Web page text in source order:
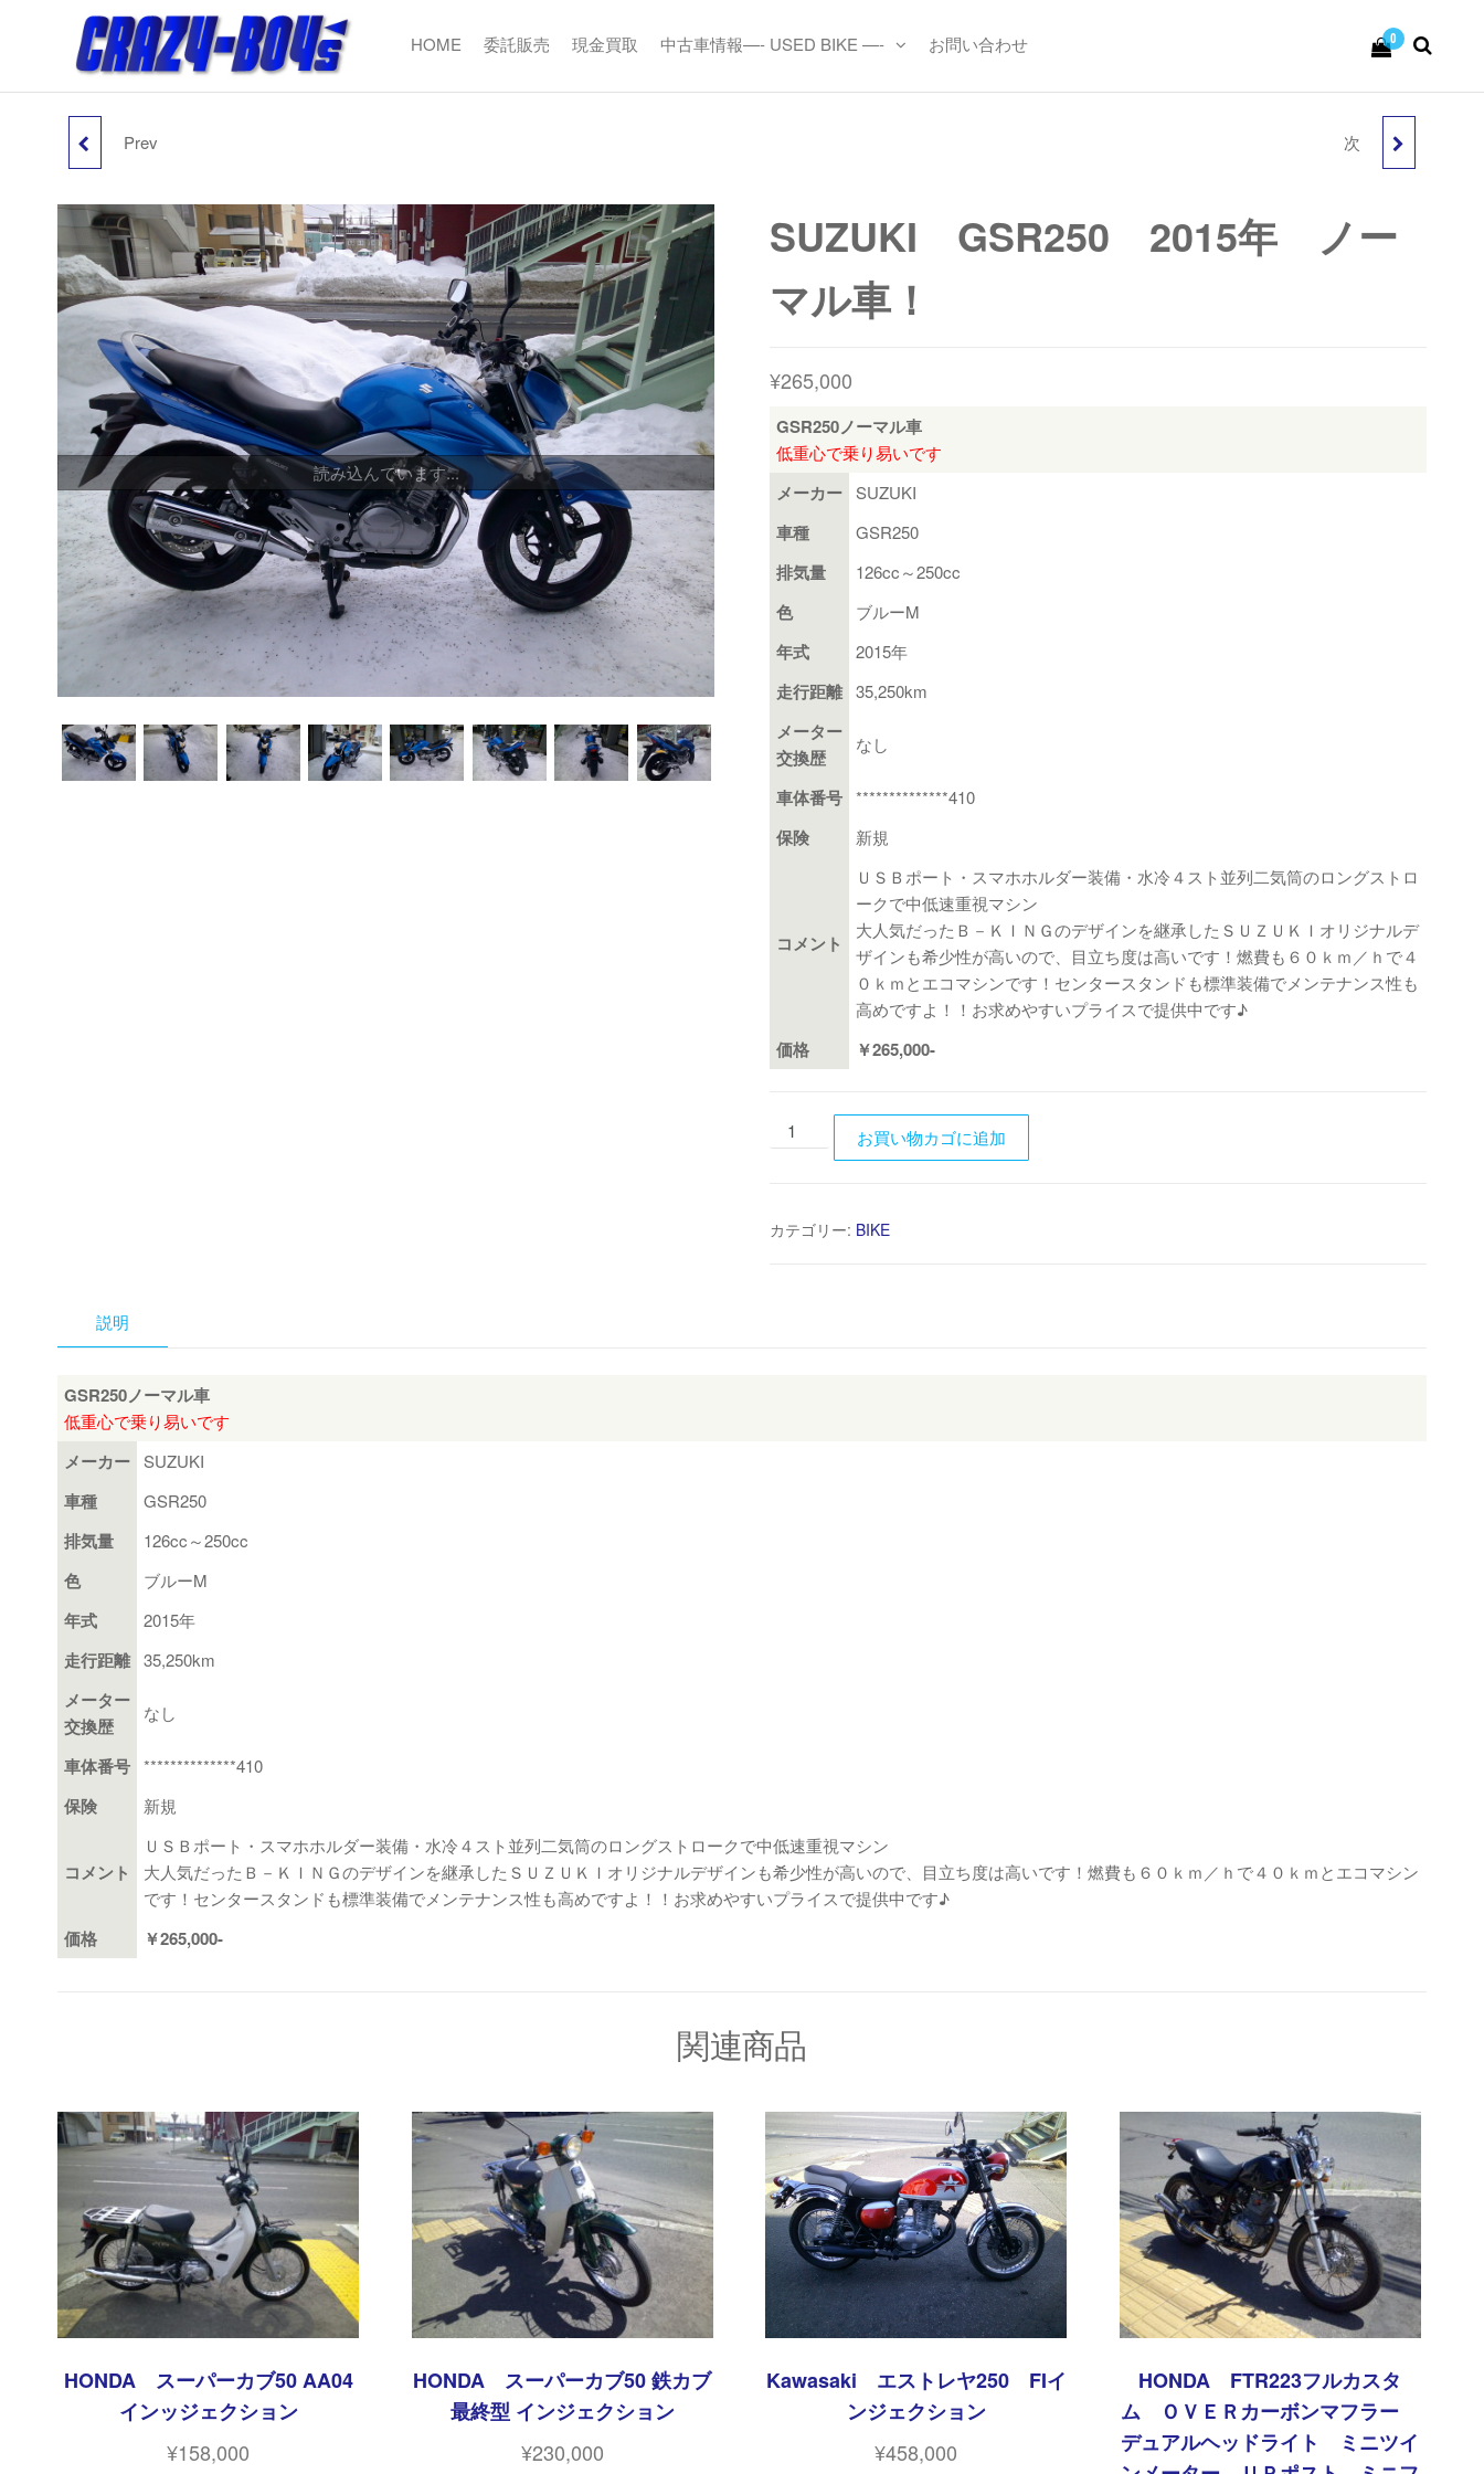
ン
CRAZY-
BOY's
USEDBIKE&PARTS
0
HOME 委託販売 現金買取 中古車情報—- USED BIKE —- お問い合わせ
KAWASAKI エストレヤ
Prev HONDA スーパーカブ
ル付 バッテリー新品
次
読み込んでいます...
SUZUKI GSR250 2015年 ノー
マル車！
¥265,000
GSR250ノーマル車
低重心で乗り易いです
メーカー SUZUKI
車種 GSR250
排気量 126cc～250cc
色 ブルーM
年式 2015年
走行距離 35,250km
メーター
交換歴
なし
車体番号 **************410
保険 新規
コメント
ＵＳＢポート・スマホホルダー装備・水冷４スト並列二気筒のロングストロ
ークで中低速重視マシン
大人気だったＢ－ＫＩＮＧのデザインを継承したＳＵＺＵＫＩオリジナルデ
ザインも希少性が高いので、目立ち度は高いです！燃費も６０ｋｍ／ｈで４
０ｋｍとエコマシンです！センタースタンドも標準装備でメンテナンス性も
高めですよ！！お求めやすいプライスで提供中です♪
価格 ￥265,000-
SUZUKI
GSR250
ノ
お買い物カゴに追加
カテゴリー: BIKE
説明
GSR250ノーマル車
低重心で乗り易いです
メーカー SUZUKI
車種 GSR250
排気量 126cc～250cc
色 ブルーM
年式 2015年
走行距離 35,250km
メーター
交換歴
なし
車体番号 **************410
保険 新規
コメント
ＵＳＢポート・スマホホルダー装備・水冷４スト並列二気筒のロングストロークで中低速重視マシン
大人気だったＢ－ＫＩＮＧのデザインを継承したＳＵＺＵＫＩオリジナルデザインも希少性が高いので、目立ち度は高いです！燃費も６０ｋｍ／ｈで４０ｋｍとエコマシン
です！センタースタンドも標準装備でメンテナンス性も高めですよ！！お求めやすいプライスで提供中です♪
価格 ￥265,000-
関連商品
HONDA スーパーカブ50 AA04
インッジェクション
¥158,000
HONDA スーパーカブ50 鉄カブ
最終型 インジェクション
¥230,000
Kawasaki エストレヤ250 FIイ
ンジェクション
¥458,000
HONDA FTR223フルカスタ
ム ＯＶＥＲカーボンマフラー
デュアルヘッドライト ミニツイ